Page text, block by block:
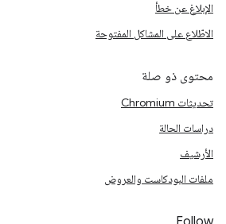
الإبلاغ عن خطأ
الاطّلاع على المشاكل المفتوحة
محتوى ذو صلة
تحديثات Chromium
دراسات الحالة
الأرشيف
ملفات البودكاست والعروض